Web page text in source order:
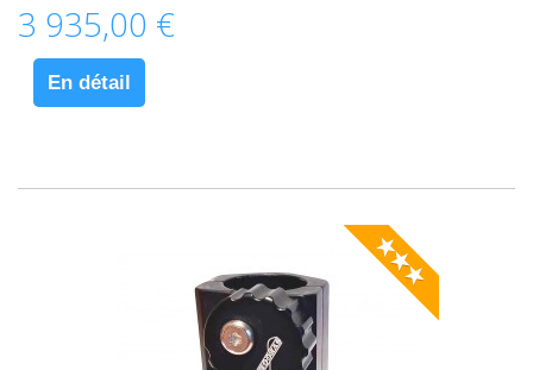
3 935,00 €
En détail
★★★